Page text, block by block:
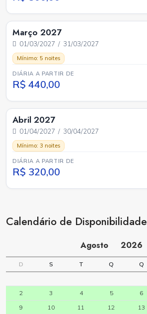
Março 2027
01/03/2027 / 31/03/2027
Mínimo: 5 noites
DIÁRIA A PARTIR DE
R$ 440,00
Abril 2027
01/04/2027 / 30/04/2027
Mínimo: 3 noites
DIÁRIA A PARTIR DE
R$ 320,00
Calendário de Disponibilidade
Agosto 2026
D S T Q Q
2
3 4 5 6
9
10 11 12 13